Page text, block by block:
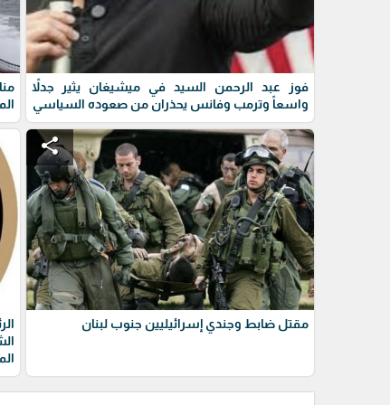
فوز عبد الرحمن السيد في ميشيغان يثير جدلاً
واسعاً وترمب وفانس يحذران من صعوده السياسي
share
مقتل ضابط وجندي إسرائيليين جنوب لبنان